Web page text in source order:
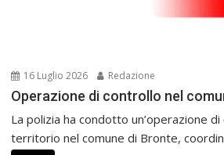
16 Luglio 2026 Redazione
Operazione di controllo nel
La polizia ha condotto un’operazione
territorio nel comune di Bronte,